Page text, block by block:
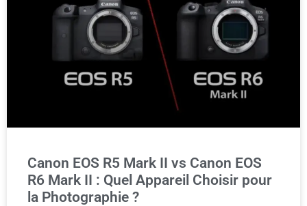
Canon EOS R5 Mark II vs Canon EOS
R6 Mark II : Quel Appareil Choisir pour
la Photographie ?